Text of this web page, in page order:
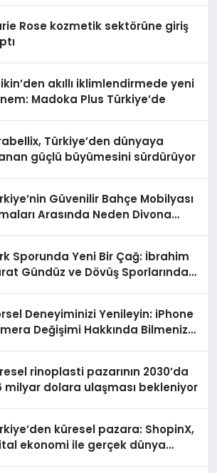
Rose kozmetik sektörüne giriş
akıllı iklimlendirmede yeni
Madoka Plus Türkiye’de
Türkiye’den dünyaya
güçlü büyümesini sürdürüyor
Güvenilir Bahçe Mobilyası
Arasında Neden Divona
Sporunda Yeni Bir Çağ: İbrahim
Gündüz ve Dövüş Sporlarında
Deneyiminizi Yenileyin: iPhone
Değişimi Hakkında Bilmeniz
rinoplasti pazarının 2030’da
milyar dolara ulaşması bekleniyor
küresel pazara: ShopinX,
ekonomi ile gerçek dünya